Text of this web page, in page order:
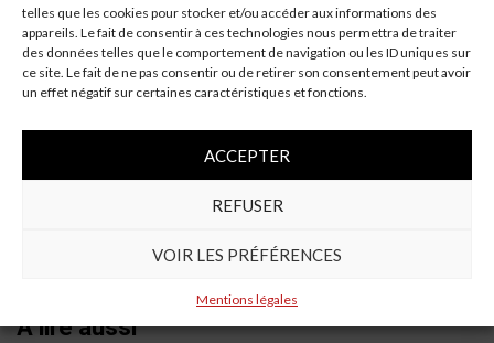
telles que les cookies pour stocker et/ou accéder aux informations des
appareils. Le fait de consentir à ces technologies nous permettra de traiter
des données telles que le comportement de navigation ou les ID uniques sur
ce site. Le fait de ne pas consentir ou de retirer son consentement peut avoir
un effet négatif sur certaines caractéristiques et fonctions.
ACCEPTER
REFUSER
VOIR LES PRÉFÉRENCES
Mentions légales
électorale marginale" à cibler avec des parkings
Continue
Reading
Previous:
Marché de la ceinture de sécurité automobile 2019-
À lire aussi